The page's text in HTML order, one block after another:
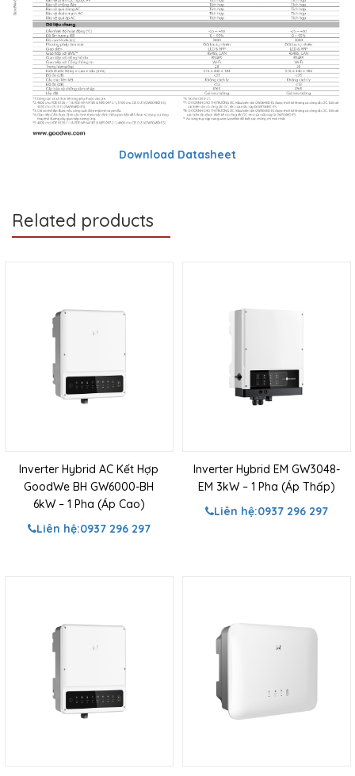
Download Datasheet
Related products
Inverter Hybrid AC Kết Hợp
GoodWe BH GW6000-BH
6kW – 1 Pha (Áp Cao)
Liên hệ:0937 296 297
Inverter Hybrid EM GW3048-
EM 3kW – 1 Pha (Áp Thấp)
Liên hệ:0937 296 297